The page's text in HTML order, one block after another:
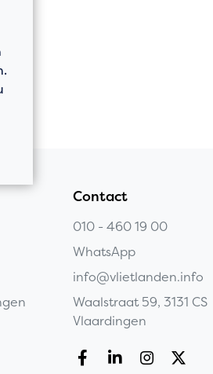
Contact
010 - 460 19 00
WhatsApp
info@vlietlanden.info
Waalstraat 59, 3131 CS
Vlaardingen